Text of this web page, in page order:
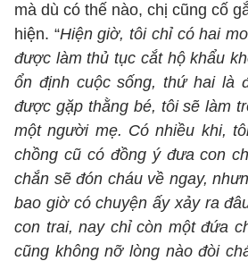
mà dù có thế nào, chị cũng cố
hiện. “Hiện giờ, tôi chỉ có hai
được làm thủ tục cắt hộ khẩu
ổn định cuộc sống, thứ hai là
được gặp thằng bé, tôi sẽ làm
một người mẹ. Có nhiều khi,
chồng cũ có đồng ý đưa con
chắn sẽ đón cháu về ngay,
bao giờ có chuyện ấy xảy ra
con trai, nay chỉ còn một đứa
cũng không nỡ lòng nào đòi